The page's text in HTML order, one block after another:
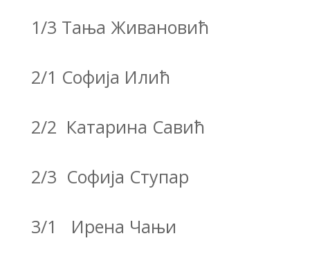
1/3 Тања Живановић
2/1 Софија Илић
2/2 Катарина Савић
2/3 Софија Ступар
3/1 Ирена Чањи